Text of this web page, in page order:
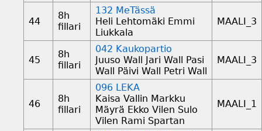
44
8h
fillari
132 MeTässä
Heli Lehtomäki Emmi
Liukkala
MAALI_3
45
8h
fillari
042 Kaukopartio
Juuso Wall Jari Wall Pasi
Wall Päivi Wall Petri Wall
MAALI_3
46
8h
fillari
096 LEKA
Kaisa Vallin Markku
Mäyrä Ekko Vilen Sulo
Vilen Rami Spartan
MAALI_1